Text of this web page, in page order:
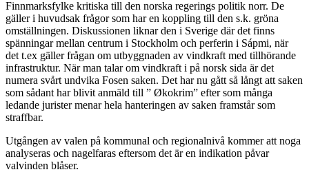
Finnmarksfylke kritiska till den norska regerings politik norr. De
gäller i huvudsak frågor som har en koppling till den s.k. gröna
omställningen. Diskussionen liknar den i Sverige där det finns
spänningar mellan centrum i Stockholm och perferin i Sápmi, när
det t.ex gäller frågan om utbyggnaden av vindkraft med tillhörande
infrastruktur. När man talar om vindkraft i på norsk sida är det
numera svårt undvika Fosen saken. Det har nu gått så långt att saken
som sådant har blivit anmäld till ” Økokrim” efter som många
ledande jurister menar hela hanteringen av saken framstår som
straffbar.
Utgången av valen på kommunal och regionalnivå kommer att noga
analyseras och nagelfaras eftersom det är en indikation påvar
valvinden blåser.